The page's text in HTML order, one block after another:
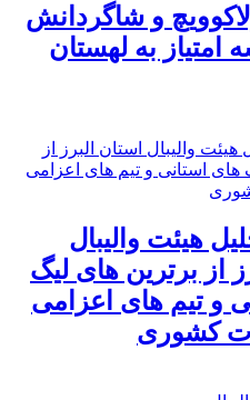
و شاگردانش
امتیاز به لهستان
هیئت والیبال
از برترین های لیگ
و تیم های اعزامی
کشوری